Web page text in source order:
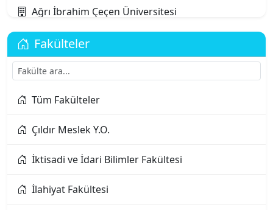
Ağrı İbrahim Çeçen Üniversitesi
Akdeniz Karpaz Üniversitesi
Akdeniz Üniversitesi
Aksaray Üniversitesi
Alanya Alaaddin Keykubat Üniversitesi
Alanya Üniversitesi
Altınbaş Üniversitesi
Fakülteler
Tüm Fakülteler
Çıldır Meslek Y.O.
İktisadi ve İdari Bilimler Fakültesi
İlahiyat Fakültesi